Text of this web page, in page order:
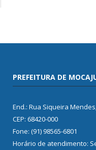
PREFEITURA DE
End.: Rua Siqueira
CEP: 68420-000
Fone: (91) 98565-6801
Horário de atendimento: